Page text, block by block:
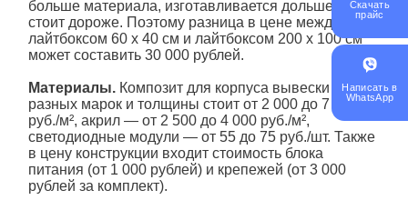
больше материала, изготавливается дольше и
стоит дороже. Поэтому разница в цене между
лайтбоксом 60 х 40 см и лайтбоксом 200 х 100 см
может составить 30 000 рублей.
Материалы. Композит для корпуса вывески
разных марок и толщины стоит от 2 000 до 7 000
руб./м², акрил — от 2 500 до 4 000 руб./м²,
светодиодные модули — от 55 до 75 руб./шт. Также
в цену конструкции входит стоимость блока
питания (от 1 000 рублей) и крепежей (от 3 000
рублей за комплект).
Скачать
прайс
Написать в
WhatsApp